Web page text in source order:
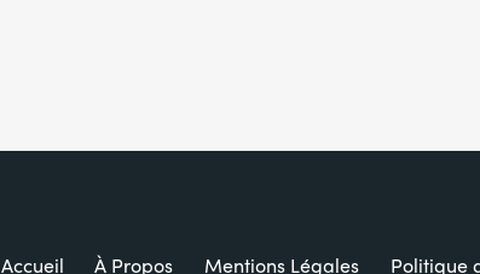
Accueil À Propos Mentions Légales Politique